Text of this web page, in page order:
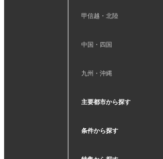
甲信越・北陸
中国・四国
九州・沖縄
主要都市から探す
条件から探す